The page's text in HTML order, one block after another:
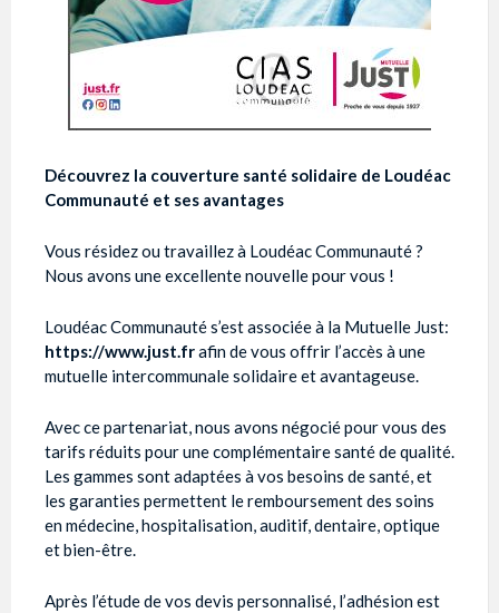
Découvrez la couverture santé solidaire de Loudéac
Communauté et ses avantages
Vous résidez ou travaillez à Loudéac Communauté ?
Nous avons une excellente nouvelle pour vous !
Loudéac Communauté s’est associée à la Mutuelle Just:
https://www.just.frafin de vous offrir l’accès à une
mutuelle intercommunale solidaire et avantageuse.
Avec ce partenariat, nous avons négocié pour vous des
tarifs réduits pour une complémentaire santé de qualité.
Les gammes sont adaptées à vos besoins de santé, et
les garanties permettent le remboursement des soins
en médecine, hospitalisation, auditif, dentaire, optique
et bien-être.
Après l’étude de vos devis personnalisé, l’adhésion est